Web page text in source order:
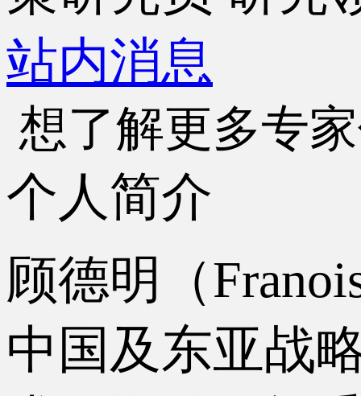
站内消息
想了解更多专
个人简介
顾德明（
中国及东亚战